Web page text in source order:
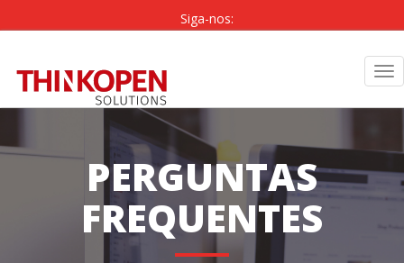
Siga-nos:
PERGUNTAS
FREQUENTES